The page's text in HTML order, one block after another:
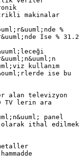
makinalar
%
İse % 31.2
kullanım
ise bu
alan televizyon
TV lerin ara
panel
olarak ithal edilmek